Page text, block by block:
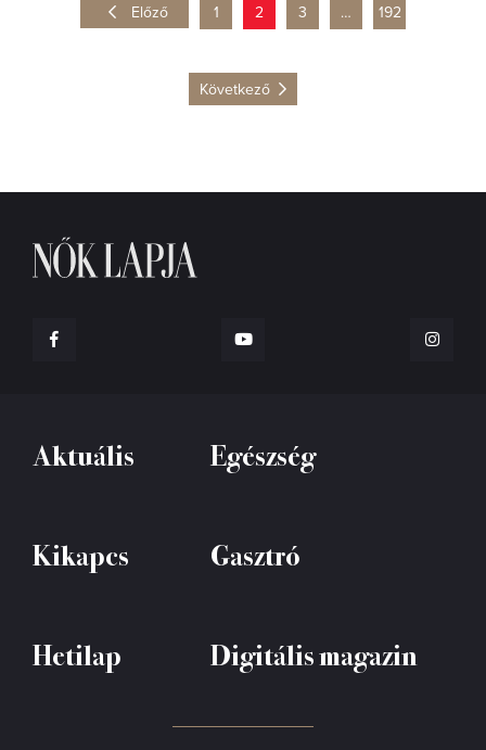
Előző 1 2 3 … 192
Következő
Aktuális Egészség
Kikapcs Gasztró
Hetilap Digitális magazin